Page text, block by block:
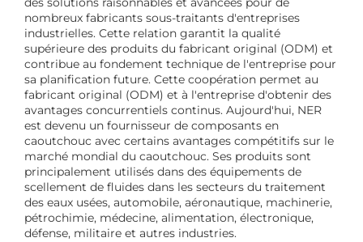
nombreux fabricants sous-traitants d'entreprises
industrielles. Cette relation garantit la qualité
supérieure des produits du fabricant original (ODM) et
contribue au fondement technique de l'entreprise pour
sa planification future. Cette coopération permet au
fabricant original (ODM) et à l'entreprise d'obtenir des
avantages concurrentiels continus. Aujourd'hui, NER
est devenu un fournisseur de composants en
caoutchouc avec certains avantages compétitifs sur le
marché mondial du caoutchouc. Ses produits sont
principalement utilisés dans des équipements de
scellement de fluides dans les secteurs du traitement
des eaux usées, automobile, aéronautique, machinerie,
pétrochimie, médecine, alimentation, électronique,
défense, militaire et autres industries.